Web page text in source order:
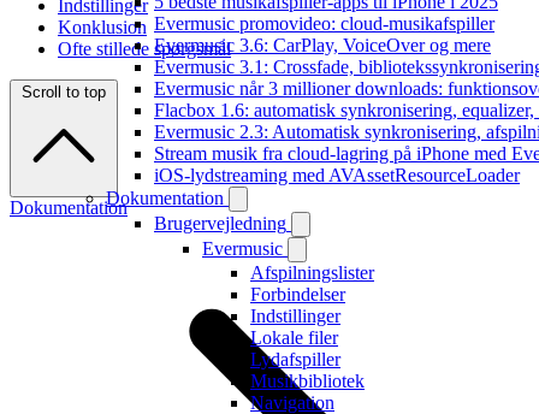
Evermusic promovideo: cloud-musikafspiller
Evermusic 3.6: CarPlay, VoiceOver og mere
Evermusic 3.1: Crossfade,
Evermusic når 3 millioner downloads:
Flacbox 1.6: automatisk synkronisering,
Evermusic 2.3: Automatisk synkronisering,
Stream musik fra cloud-lagring på iPhone med
iOS-lydstreaming med AVAssetResourceLoader
Dokumentation
Brugervejledning
Evermusic
Afspilningslister
Forbindelser
Indstillinger
Lokale filer
Lydafspiller
Musikbibliotek
Navigation
Indstillinger
Konklusion
Ofte stillede spørgsmål
Scroll to top
Dokumentation